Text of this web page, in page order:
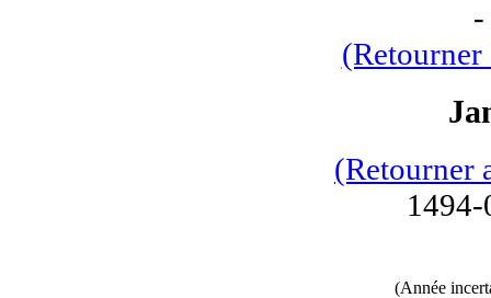
-
(Retourner
(Retourner
(Année